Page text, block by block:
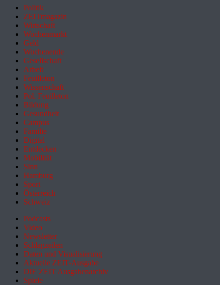
Politik
ZEITmagazin
Wirtschaft
Wochenmarkt
Geld
Wochenende
Gesellschaft
Arbeit
Feuilleton
Wissenschaft
Pol. Feuilleton
Bildung
Gesundheit
Campus
Familie
Digital
Entdecken
Mobilität
Sinn
Hamburg
Sport
Österreich
Schweiz
Podcasts
Video
Newsletter
Schlagzeilen
Daten und Visualisierung
Aktuelle ZEIT-Ausgabe
DIE ZEIT Ausgabenarchiv
Spiele